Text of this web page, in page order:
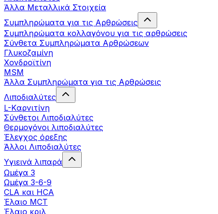
Άλλα Mεταλλικά Στοιχεία
Συμπληρώματα για τις Αρθρώσεις
Συμπληρώματα κολλαγόνου για τις αρθρώσεις
Σύνθετα Συμπληρώματα Αρθρώσεων
Γλυκοζαμίνη
Χονδροϊτίνη
MSM
Άλλα Συμπληρώματα για τις Αρθρώσεις
Λιποδιαλύτες
L-Kαρνιτίνη
Σύνθετοι Λιποδιαλύτες
Θερμογόνοι λιποδιαλύτες
Έλεγχος όρεξης
Άλλοι Λιποδιαλύτες
Υγιεινά λιπαρά
Ωμέγα 3
Ωμέγα 3-6-9
CLA και HCA
Έλαιο MCT
Έλαιο κριλ